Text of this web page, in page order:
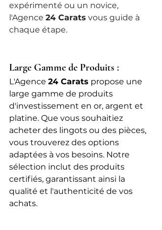
expérimenté ou un novice,
l'Agence 24 Carats vous guide à
chaque étape.
Large Gamme de Produits :
L'Agence 24 Carats propose une
large gamme de produits
d'investissement en or, argent et
platine. Que vous souhaitiez
acheter des lingots ou des pièces,
vous trouverez des options
adaptées à vos besoins. Notre
sélection inclut des produits
certifiés, garantissant ainsi la
qualité et l'authenticité de vos
achats.